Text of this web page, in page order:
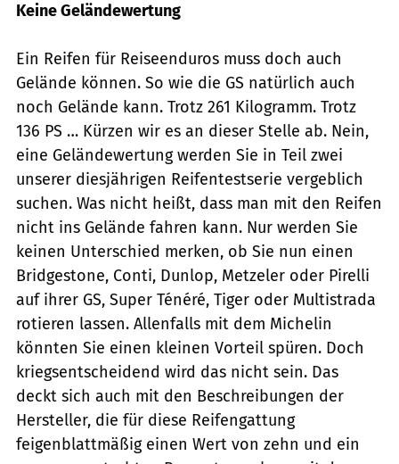
Keine Geländewertung
Ein Reifen für Reiseenduros muss doch auch
Gelände können. So wie die GS natürlich auch
noch Gelände kann. Trotz 261 Kilogramm. Trotz
136 PS … Kürzen wir es an dieser Stelle ab. Nein,
eine Geländewertung werden Sie in Teil zwei
unserer diesjährigen Reifentestserie vergeblich
suchen. Was nicht heißt, dass man mit den Reifen
nicht ins Gelände fahren kann. Nur werden Sie
keinen Unterschied merken, ob Sie nun einen
Bridgestone, Conti, Dunlop, Metzeler oder Pirelli
auf ihrer GS, Super Ténéré, Tiger oder Multistrada
rotieren lassen. Allenfalls mit dem Michelin
könnten Sie einen kleinen Vorteil spüren. Doch
kriegsentscheidend wird das nicht sein. Das
deckt sich auch mit den Beschreibungen der
Hersteller, die für diese Reifengattung
feigenblattmäßig einen Wert von zehn und ein